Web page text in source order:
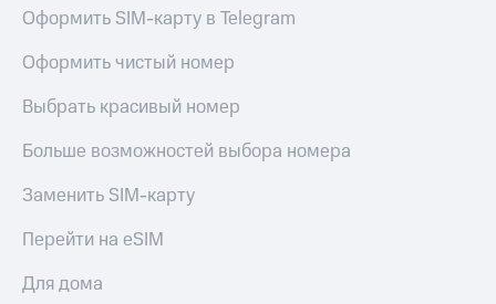
Оформить SIM-карту в Telegram
Оформить чистый номер
Выбрать красивый номер
Больше возможностей выбора номера
Заменить SIM-карту
Перейти на eSIM
Для дома